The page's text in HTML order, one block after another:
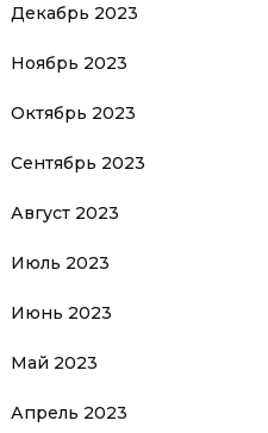
Декабрь 2023
Ноябрь 2023
Октябрь 2023
Сентябрь 2023
Август 2023
Июль 2023
Июнь 2023
Май 2023
Апрель 2023